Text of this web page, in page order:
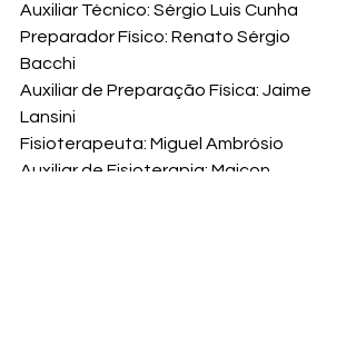
Auxiliar Técnico: Sérgio Luis Cunha
Preparador Físico: Renato Sérgio
Bacchi
Auxiliar de Preparação Física: Jaime
Lansini
Fisioterapeuta: Miguel Ambrósio
Auxiliar de Fisioterapia: Maicon